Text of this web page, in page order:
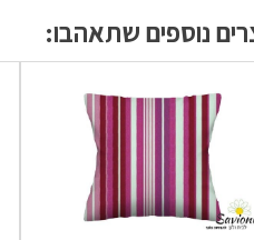
נוספים שתאהבו: